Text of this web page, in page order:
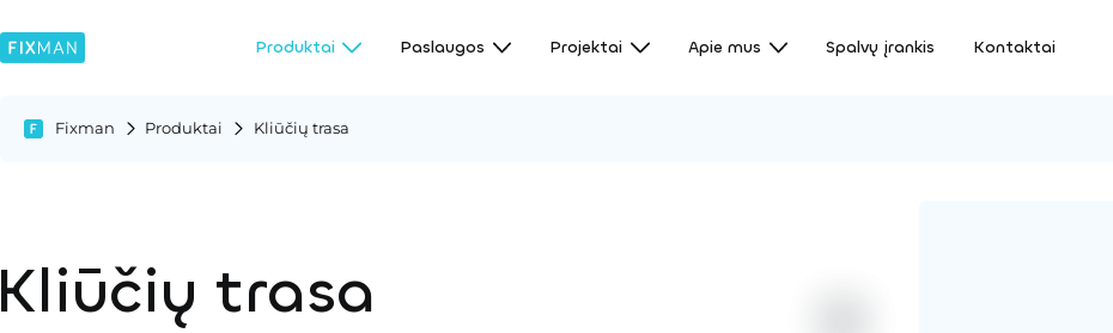
Produktai Paslaugos Projektai Apie mus Spalvų įrankis Kontaktai
Fixman Produktai Kliūčių trasa
trasa